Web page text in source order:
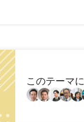
このテーマに